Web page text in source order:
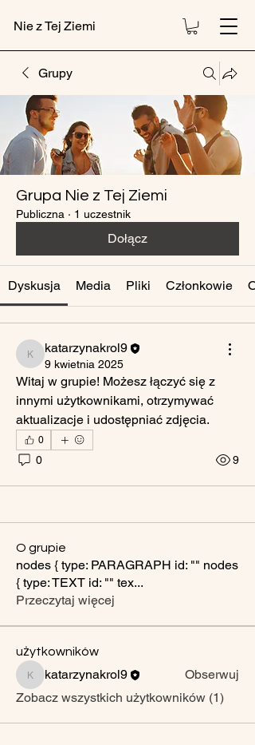
Nie z Tej Ziemi
Grupy
Grupa Nie z Tej Ziemi
Publiczna · 1 uczestnik
Dołącz
Dyskusja Media Pliki Członkowie
katarzynakrol9
katarzynakrol9
9 kwietnia 2025
Witaj w grupie! Możesz łączyć się z
innymi użytkownikami, otrzymywać
aktualizacje i udostępniać zdjęcia.
0
0 9
O grupie
nodes { type: PARAGRAPH id: "" nodes
{ type: TEXT id: "" tex...
Przeczytaj więcej
użytkowników
katarzynakrol9
katarzynakrol9
Obserwuj
Zobacz wszystkich użytkowników (1)